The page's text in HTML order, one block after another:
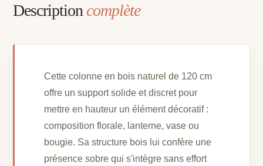
Description complète
Cette colonne en bois naturel de 120 cm
offre un support solide et discret pour
mettre en hauteur un élément décoratif :
composition florale, lanterne, vase ou
bougie. Sa structure bois lui confère une
présence sobre qui s'intègre sans effort